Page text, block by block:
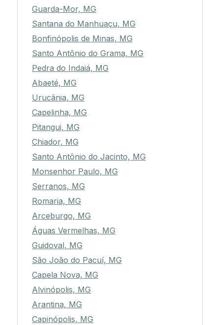
Guarda-Mor, MG
Santana do Manhuaçu, MG
Bonfinópolis de Minas, MG
Santo Antônio do Grama, MG
Pedra do Indaiá, MG
Abaeté, MG
Urucânia, MG
Capelinha, MG
Pitangui, MG
Chiador, MG
Santo Antônio do Jacinto, MG
Monsenhor Paulo, MG
Serranos, MG
Romaria, MG
Arceburgo, MG
Águas Vermelhas, MG
Guidoval, MG
São João do Pacuí, MG
Capela Nova, MG
Alvinópolis, MG
Arantina, MG
Capinópolis, MG